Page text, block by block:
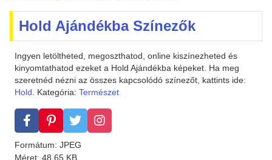
Hold Ajándékba Színezők
Ingyen letöltheted, megoszthatod, online kiszínezheted és
kinyomtathatod ezeket a Hold Ajándékba képeket. Ha meg
szeretnéd nézni az összes kapcsolódó színezőt, kattints ide:
Hold . Kategória: Természet
Formátum: JPEG
Méret: 48.65 KB